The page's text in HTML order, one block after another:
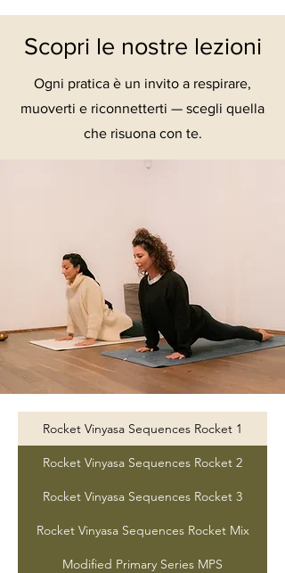
Scopri le nostre lezioni
Ogni pratica è un invito a respirare,
muoverti e riconnetterti — scegli quella
che risuona con te.
Rocket Vinyasa Sequences Rocket 1
Rocket Vinyasa Sequences Rocket 2
Rocket Vinyasa Sequences Rocket 3
Rocket Vinyasa Sequences Rocket Mix
Modified Primary Series MPS